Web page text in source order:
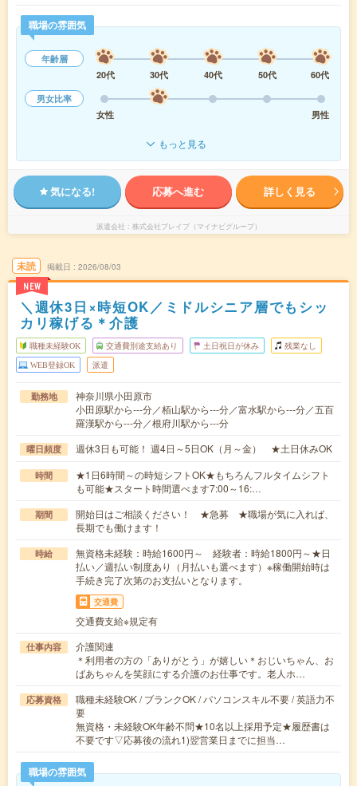
職場の雰囲気
年齢層
20代
30代 40代 50代
60代
男女比率
女性
男性
もっと見る
気になる! 応募へ進む 詳しく見る
派遣会社 株式会社ブレイブ（マイナビグループ）
未読
NEW
掲載日 2026/08/03
＼週休3日×時短OK／ミドルシニア層でもシッ
カリ稼げる＊介護
職種未経験OK 交通費別途支給あり 土日祝日が休み 残業なし
WEB登録OK 派遣
勤務地
神奈川県小田原市
小田原駅から---分／栢山駅から---分／富水駅から---分／五百
羅漢駅から---分／根府川駅から---分
曜日頻度 週休3日も可能！ 週4日～5日OK（月～金） ★土日休みOK
時間
★1日6時間～の時短シフトOK★もちろんフルタイムシフト
も可能★スタート時間選べます7:00～16:…
期間
開始日はご相談ください！ ★急募 ★職場が気に入れば、
長期でも働けます！
時給
無資格未経験：時給1600円～ 経験者：時給1800円～★日
払い／週払い制度あり（月払いも選べます）※稼働開始時は
手続き完了次第のお支払いとなります。
交通費
交通費支給※規定有
仕事内容
介護関連
＊利用者の方の「ありがとう」が嬉しい＊おじいちゃん、お
ばあちゃんを笑顔にする介護のお仕事です。老人ホ…
応募資格
職種未経験OK / ブランクOK / パソコンスキル不要 / 英語力不
要
無資格・未経験OK年齢不問★10名以上採用予定★履歴書は
不要です▽応募後の流れ1)翌営業日までに担当…
職場の雰囲気